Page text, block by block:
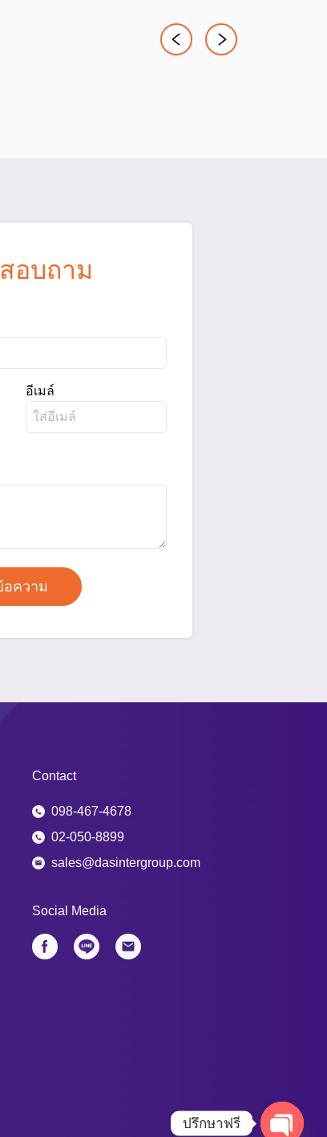
สอบถาม
อีเมล์
Social Media
Contact
098-467-4678
02-050-8899
sales@dasintergroup.com
ปรึกษาฟรี